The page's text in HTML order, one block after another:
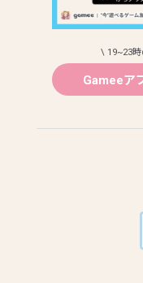
\ 19~23時
Gameeア